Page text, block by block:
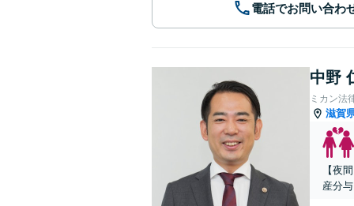
電話でお問い合わ
中野
ミカン法
滋賀
【夜
産分